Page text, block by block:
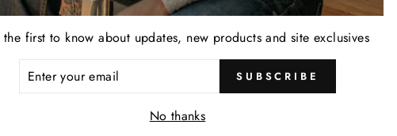
the first to know about updates, new products and site exclusives
SUBSCRIBE
No thanks